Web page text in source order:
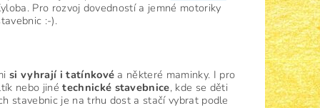
Pro rozvoj dovedností a jemné motoriky
:-).
si vyhrají i tatínkové a některé maminky. I pro
nebo jinétechnické stavebnice, kde se děti
stavebnic je na trhu dost a stačí vybrat podle